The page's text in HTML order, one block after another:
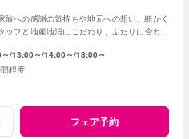
族への感謝の気持ちや地元への想い、細かく
フと地産地消にこだわり、ふたりに合わせ
13:00～ 14:00～ 18:00～
程度
フェア予約